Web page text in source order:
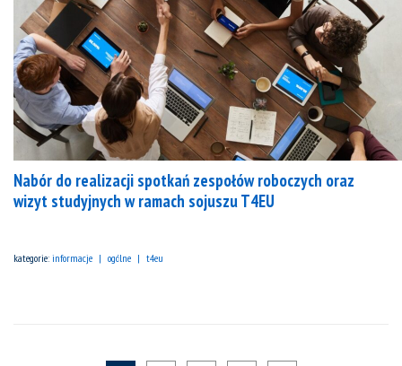
Nabór do realizacji spotkań zespołów roboczych oraz
wizyt studyjnych w ramach sojuszu T4EU
kategorie: informacje ogólne t4eu